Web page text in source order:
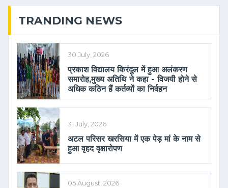
TRANDING NEWS
30 July, 2026
प्रकाश विद्यालय किरंदुल में हुआ अलंकरण
समारोह,मुख्य अतिथि ने कहा - विजयी होने से
अधिक कठिन हैं कर्तव्यों का निर्वहन
31 July, 2026
अटल परिसर खरसिया में एक पेड़ मां के नाम से
हुआ वृहद वृक्षारोपण
05 August, 2026